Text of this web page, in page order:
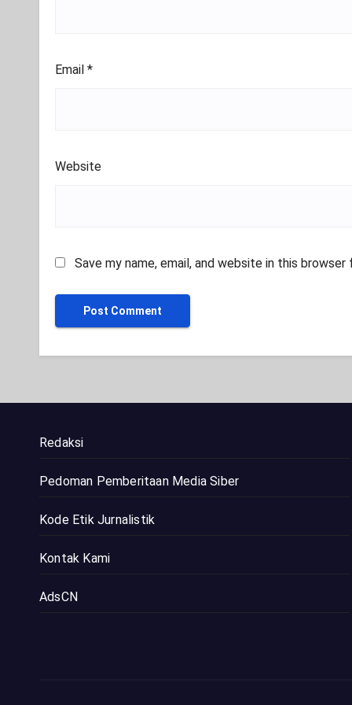
Email *
Website
Save my name, email, and website in this
Redaksi
Pedoman Pemberitaan Media Siber
Kode Etik Jurnalistik
Kontak Kami
AdsCN